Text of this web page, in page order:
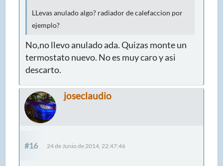
LLevas anulado algo? radiador de calefaccion por
ejemplo?
No,no llevo anulado ada. Quizas monte un
termostato nuevo. No es muy caro y asi
descarto.
joseclaudio
#16 24 de Junio de 2014, 22:47:46